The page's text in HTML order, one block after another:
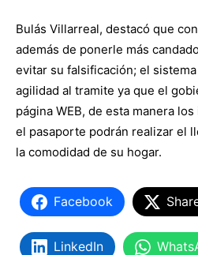
Bulás Villarreal, destacó que
además de ponerle más
evitar su falsificación; el
agilidad al tramite ya que el
página WEB, de esta manera
el pasaporte podrán realizar el
la comodidad de su hogar.
Facebook
LinkedIn